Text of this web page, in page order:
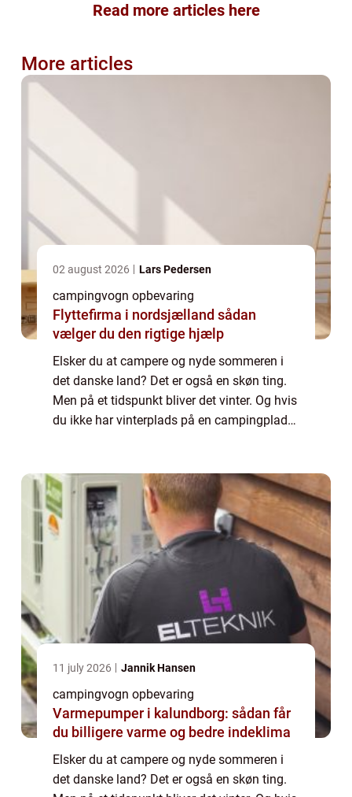
Read more articles here
More articles
02 august 2026 Lars Pedersen
campingvogn opbevaring
Flyttefirma i nordsjælland sådan
vælger du den rigtige hjælp
Elsker du at campere og nyde sommeren i
det danske land? Det er også en skøn ting.
Men på et tidspunkt bliver det vinter. Og hvis
du ikke har vinterplads på en campingplads,
11 july 2026 Jannik Hansen
campingvogn opbevaring
Varmepumper i kalundborg: sådan får
du billigere varme og bedre indeklima
Elsker du at campere og nyde sommeren i
det danske land? Det er også en skøn ting.